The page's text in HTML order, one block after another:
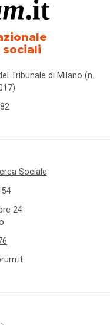
Tribunale di Milano (n.
Sociale
24